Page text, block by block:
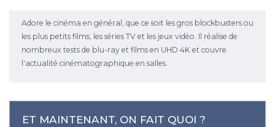
Adore le cinéma en général, que ce soit les gros blockbusters ou
les plus petits films, les séries TV et les jeux vidéo. Il réalise de
nombreux tests de blu-ray et films en UHD 4K et couvre
l'actualité cinématographique en salles.
ET MAINTENANT, ON FAIT QUOI ?